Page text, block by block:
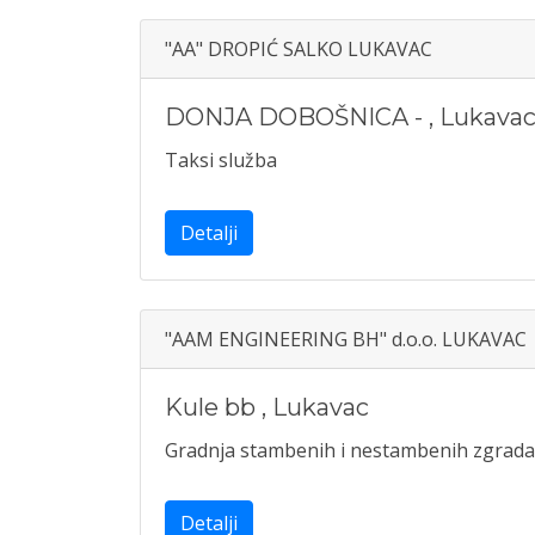
"AA" DROPIĆ SALKO LUKAVAC
DONJA DOBOŠNICA - , Lukavac
Taksi služba
Detalji
"AAM ENGINEERING BH" d.o.o. LUKAVAC
Kule bb , Lukavac
Gradnja stambenih i nestambenih zgrada
Detalji